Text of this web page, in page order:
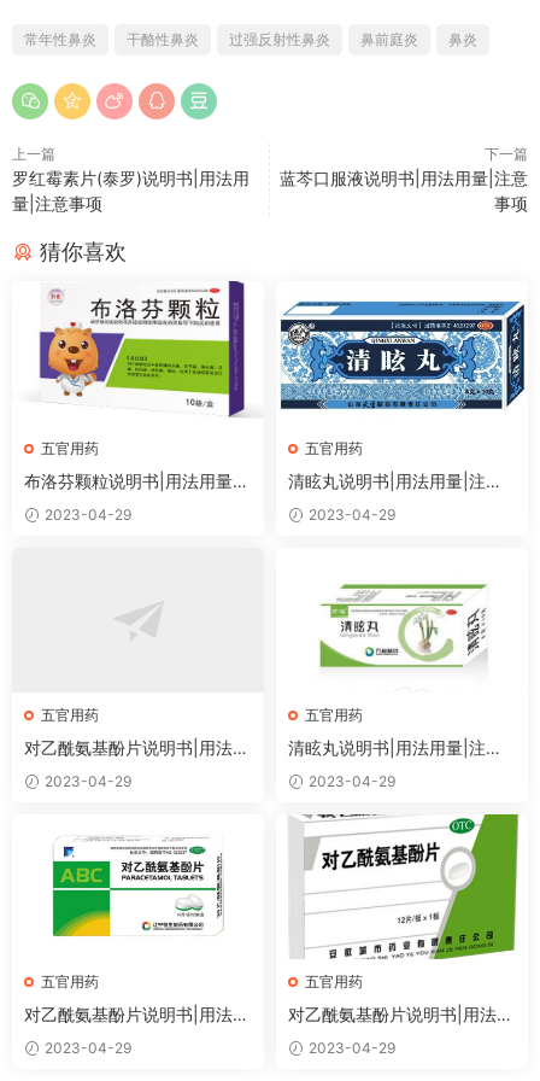
常年性鼻炎 干酪性鼻炎 过强反射性鼻炎 鼻前庭炎 鼻炎
上一篇
罗红霉素片(泰罗)说明书|用法用
量|注意事项
下一篇
蓝芩口服液说明书|用法用量|注意
事项
猜你喜欢
五官用药
布洛芬颗粒说明书|用法用量|
注意事项
2023-04-29
五官用药
清眩丸说明书|用法用量|注意
事项2023-04-29
五官用药
对乙酰氨基酚片说明书|用法用
量|注意事项
2023-04-29
五官用药
清眩丸说明书|用法用量|注意
事项2023-04-29
五官用药
对乙酰氨基酚片说明书|用法用
量|注意事项
2023-04-29
五官用药
对乙酰氨基酚片说明书|用法用
量|注意事项
2023-04-29